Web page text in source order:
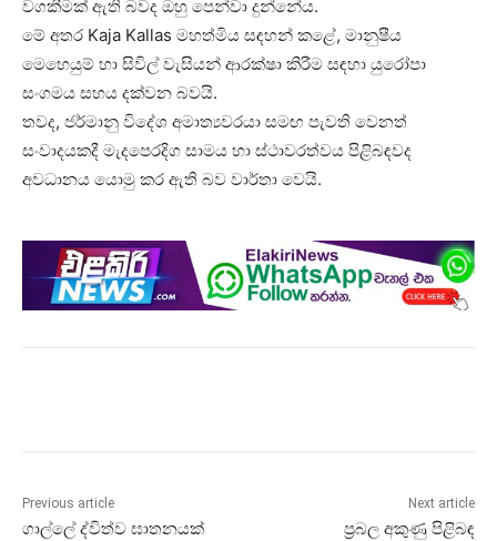
වගකීමක් ඇති බවද ඔහු පෙන්වා දුන්නේය.
මේ අතර Kaja Kallas මහත්මිය සඳහන් කළේ, මානුෂීය
මෙහෙයුම් හා සිවිල් වැසියන් ආරක්ෂා කිරීම සඳහා යුරෝපා
සංගමය සහය දක්වන බවයි.
තවද, ජර්මානු විදේශ අමාත්‍යවරයා සමඟ පැවති වෙනත්
සංවාදයකදී මැදපෙරදිග සාමය හා ස්ථාවරත්වය පිළිබඳවද
අවධානය යොමු කර ඇති බව වාර්තා වෙයි.
Previous article
ගාල්ලේ ද්විත්ව ඝාතනයක්
Next article
ප්‍රබල අකුණු පිළිබඳ